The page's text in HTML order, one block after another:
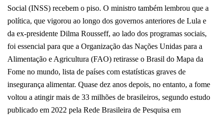
Social (INSS) recebem o piso. O ministro também lembrou que a
política, que vigorou ao longo dos governos anteriores de Lula e
da ex-presidente Dilma Rousseff, ao lado dos programas sociais,
foi essencial para que a Organização das Nações Unidas para a
Alimentação e Agricultura (FAO) retirasse o Brasil do Mapa da
Fome no mundo, lista de países com estatísticas graves de
insegurança alimentar. Quase dez anos depois, no entanto, a fome
voltou a atingir mais de 33 milhões de brasileiros, segundo estudo
publicado em 2022 pela Rede Brasileira de Pesquisa em